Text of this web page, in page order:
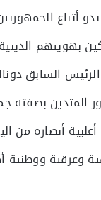
أتباع
بهويتهم
السابق
المتدين بصفته
أنصاره من
وعرقية ووطنية